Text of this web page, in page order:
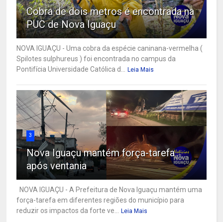
Cobra de dois metros é encontrada na
PUC de Nova Iguaçu
NOVA IGUAÇU - Uma cobra da espécie caninana-vermelha (
Spilotes sulphureus ) foi encontrada no campus da
Pontifícia Universidade Católica d...
Leia Mais
3
Nova Iguaçu mantém força-tarefa
após ventania
NOVA IGUAÇU - A Prefeitura de Nova Iguaçu mantém uma
força-tarefa em diferentes regiões do município para
reduzir os impactos da forte ve...
Leia Mais